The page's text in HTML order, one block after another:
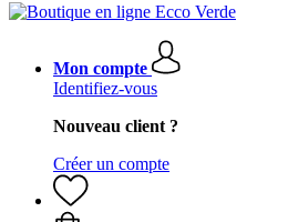
Mon compte
Identifiez-vous
Nouveau client ?
Créer un compte